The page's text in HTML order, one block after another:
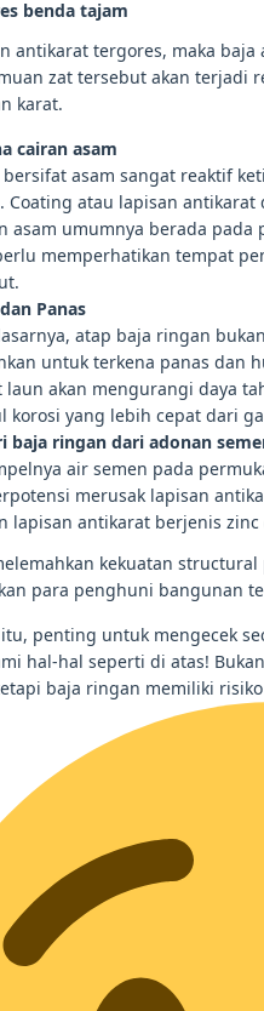
benda tajam
antikarat tergores, maka
zat tersebut akan terjadi
karat.
cairan asam
bersifat asam sangat reaktif
Coating atau lapisan
asam umumnya berada
memperhatikan tempat
Panas
atap baja ringan
untuk terkena panas dan
laun akan mengurangi daya
korosi yang lebih cepat dari
baja ringan dari adonan
air semen pada
merusak lapisan
lapisan antikarat berjenis zinc
kekuatan
para penghuni bangunan
penting untuk mengecek
hal-hal seperti di atas!
baja ringan memiliki